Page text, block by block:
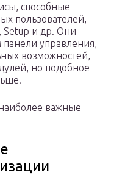
способные
пользователей, –
Setup и др. Они
управления,
возможностей,
но подобное
важные